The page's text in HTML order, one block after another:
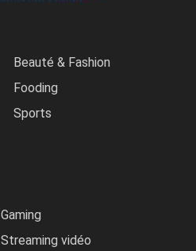
Beauté & Fashion
Fooding
Sports
Gaming
Streaming vidéo